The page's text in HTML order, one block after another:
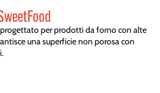
per prodotti da forno con alte
una superficie non porosa con